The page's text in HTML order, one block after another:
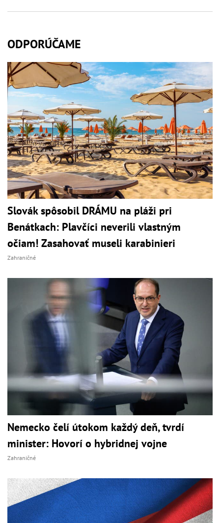
ODPORÚČAME
Slovák spôsobil DRÁMU na pláži pri
Benátkach: Plavčíci neverili vlastným
očiam! Zasahovať museli karabinieri
Zahraničné
Nemecko čelí útokom každý deň, tvrdí
minister: Hovorí o hybridnej vojne
Zahraničné